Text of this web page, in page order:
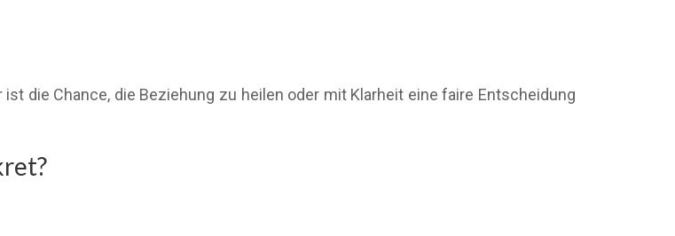
die Chance, die Beziehung zu heilen oder mit Klarheit eine faire Entscheidung